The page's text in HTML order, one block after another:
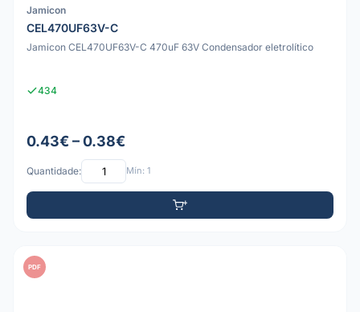
Jamicon
CEL470UF63V-C
Jamicon CEL470UF63V-C 470uF 63V Condensador eletrolítico
434
0.43€ – 0.38€
Quantidade: Mín: 1
PDF